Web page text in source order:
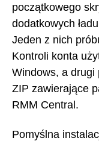
początkowego
dodatkowych
Jeden z nich
Kontroli konta
Windows, a drugi
ZIP zawierające
RMM Central.
Pomyślna